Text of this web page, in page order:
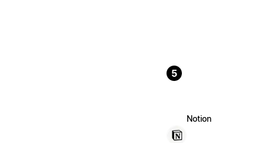
5
Notion